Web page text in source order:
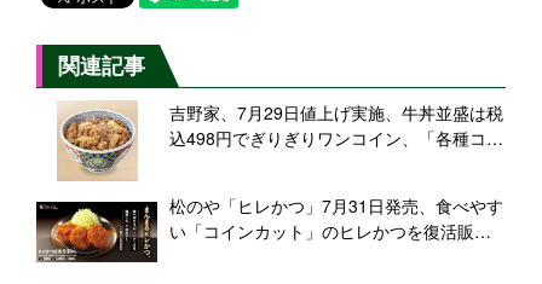
関連記事
吉野家、7月29日値上げ実施、牛丼並盛は税
込498円でぎりぎりワンコイン、「各種コス
松のや「ヒレかつ」7月31日発売、食べやす
い「コインカット」のヒレかつを復活販